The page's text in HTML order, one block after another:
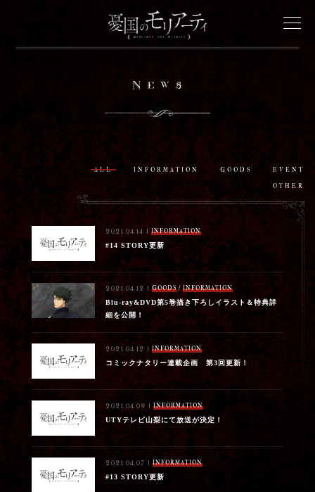
News
Onair
Staff&Cast
Story
Characters
Goods
Movies
Special
moriarty_anime
News
ALL INFORMATION GOODS EVENT
OTHER
2021.04.14 | INFORMATION
#14 STORY更新
2021.04.12 | GOODS/ INFORMATION
Blu-ray&DVD第5巻描き下ろしイラスト＆特典詳
細を公開！
2021.04.12 | INFORMATION
コミックナタリー連載企画 第3回更新！
2021.04.09 | INFORMATION
UTYテレビ山梨にて放送が決定！
2021.04.07 | INFORMATION
#13 STORY更新